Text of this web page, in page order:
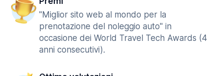
"Miglior sito web al mondo per la
prenotazione del noleggio auto" in
occasione dei World Travel Tech Awards (4
anni consecutivi).